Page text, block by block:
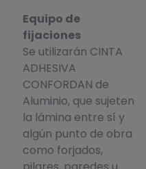
Equipo de
fijaciones
Se utilizarán CINTA
ADHESIVA
CONFORDAN de
Aluminio, que sujeten
la lámina entre sí y
algún punto de obra
como forjados,